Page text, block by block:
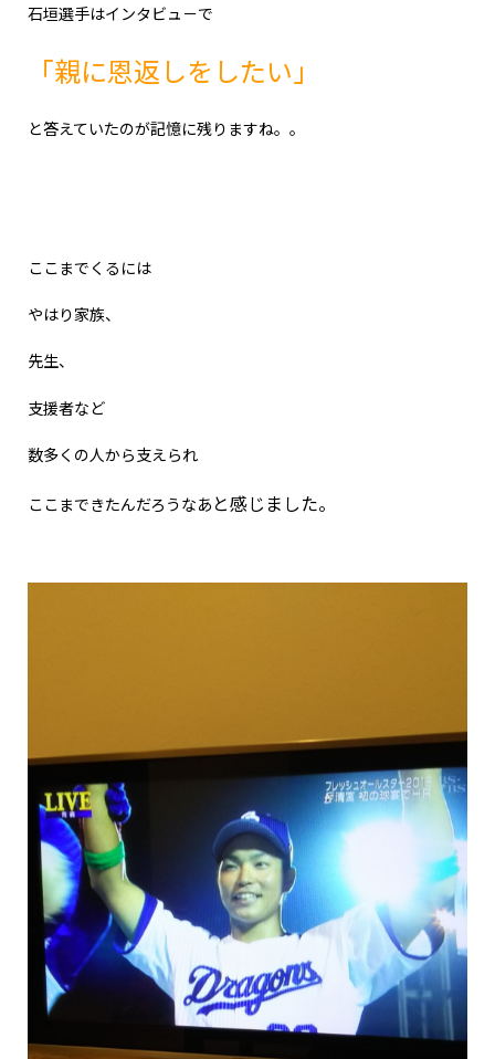
石垣選手はインタビュ－で
「親に恩返しをしたい」
と答えていたのが記憶に残りますね。。
ここまでくるには
やはり家族、
先生、
支援者など
数多くの人から支えられ
ここまできたんだろうなあ と感じました。